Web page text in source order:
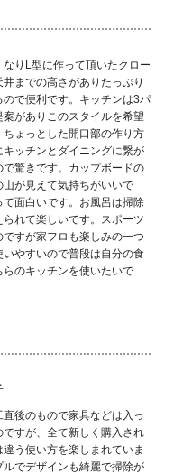
なりL型に作って頂いたクロー
までの高さがありたっぷり
ので便利です。キッチンは3パ
案がありこのスタイルを希望
ちょっとした開口部の作り方
キッチンとダイニングに繋が
で驚きです。カップボードの
が見えて気持ちがいいで
面白いです。お風呂は掃除
れて楽しいです。スポーツ
すが家フロも楽しみの一つ
やすいので普段は自分の食
のキッチンを使いたいで
直後のもので家具などは入っ
ですが、全て新しく購入され
う使い方を楽しまれていま
ルでデザインも綺麗で掃除が